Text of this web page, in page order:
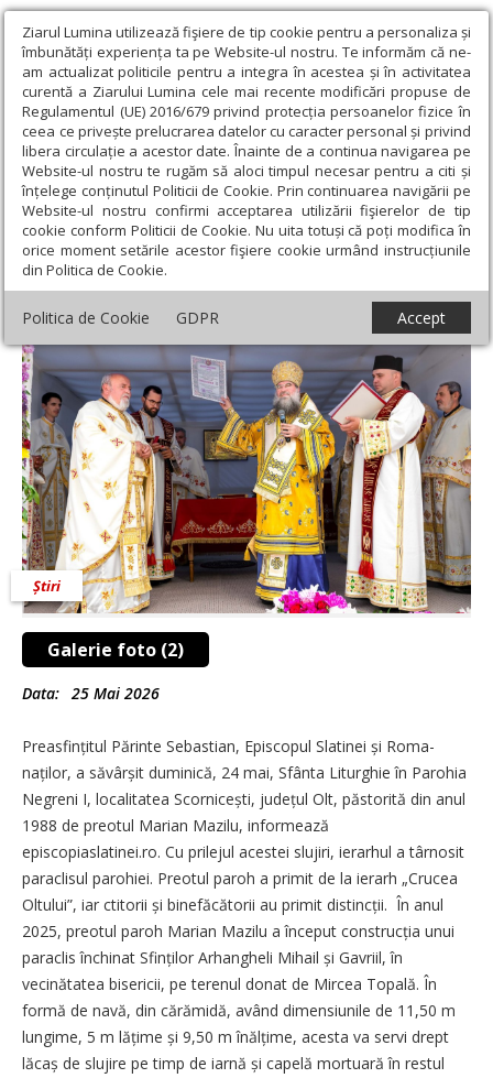
Ziarul Lumina utilizează fişiere de tip cookie pentru a personaliza și
îmbunătăți experiența ta pe Website-ul nostru. Te informăm că ne-
am actualizat politicile pentru a integra în acestea și în activitatea
curentă a Ziarului Lumina cele mai recente modificări propuse de
Regulamentul (UE) 2016/679 privind protecția persoanelor fizice în
ceea ce privește prelucrarea datelor cu caracter personal și privind
libera circulație a acestor date. Înainte de a continua navigarea pe
Website-ul nostru te rugăm să aloci timpul necesar pentru a citi și
înțelege conținutul Politicii de Cookie. Prin continuarea navigării pe
Website-ul nostru confirmi acceptarea utilizării fişierelor de tip
cookie conform Politicii de Cookie. Nu uita totuși că poți modifica în
orice moment setările acestor fişiere cookie urmând instrucțiunile
din Politica de Cookie.
Politica de Cookie GDPR Accept
Ziarul Lumina › Actualitate religioasă › Știri › Sfințirea
paraclisului din localitatea Scornicești
Sfințirea paraclisului din localitatea
Scornicești
Galerie foto (2)
Știri
Data: 25 Mai 2026
Preasfințitul Părinte Sebas­tian, Episcopul Slatinei și Roma­
naților, a săvârșit duminică, 24 mai, Sfânta Liturghie în Parohia
Negreni I, localitatea Scorni­cești, județul Olt, păstorită din anul
1988 de preotul Marian Mazilu, informează
episcopiaslatinei.ro. Cu prilejul acestei slujiri, ierarhul a târnosit
paraclisul parohiei. Preotul paroh a primit de la ierarh „Crucea
Oltului”, iar ctitorii și binefăcătorii au primit distincții. În anul
2025, preotul paroh Marian Mazilu a început con­strucția unui
paraclis închinat Sfinților Arhangheli Mihail și Gavriil, în
vecinătatea bisericii, pe terenul donat de Mircea Topală. În
formă de navă, din cărămidă, având dimensiunile de 11,50 m
lungime, 5 m lățime și 9,50 m înăl­țime, acesta va servi drept
lăcaș de slujire pe timp de iarnă și capelă mortuară în restul